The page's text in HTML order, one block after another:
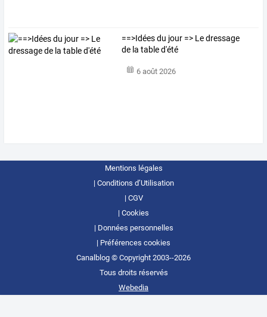
==>Idées du jour => Le dressage
de la table d'été
6 août 2026
Mentions légales
Conditions d’Utilisation
CGV
Cookies
Données personnelles
Préférences cookies
Canalblog © Copyright 2003--2026
Tous droits réservés
Webedia